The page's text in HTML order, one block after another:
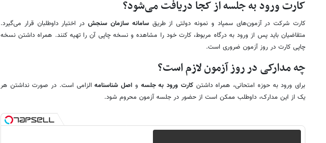
کارت ورود به جلسه از کجا دریافت می‌شود؟
کارت شرکت در آزمون‌های سمپاد و نمونه دولتی از طریقسامانه سازمان سنجشدر اختیار داوطلبان قرار می‌گیرد.
متقاضیان باید پس از ورود به درگاه مربوط، کارت خود را مشاهده و نسخه چاپی آن را تهیه کنند. همراه داشتن نسخه
چاپی کارت در روز آزمون ضروری است.
چه مدارکی در روز آزمون لازم است؟
برای ورود به حوزه امتحانی، همراه داشتنکارت ورود به جلسه و اصل شناسنامهالزامی است. در صورت نداشتن هر
یک از این مدارک، داوطلب ممکن است از حضور در جلسه آزمون محروم شود.